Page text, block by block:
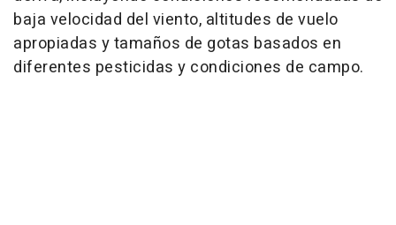
baja velocidad del viento, altitudes de vuelo
apropiadas y tamaños de gotas basados en
diferentes pesticidas y condiciones de campo.